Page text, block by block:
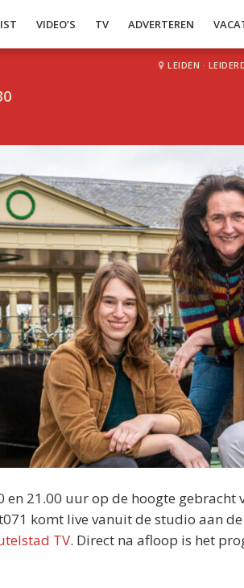
VIDEO’S TV ADVERTEREN
LEIDEN ·
21.00 uur op de hoogte gebracht
komt live vanuit de studio aan de
TV. Direct na afloop is het